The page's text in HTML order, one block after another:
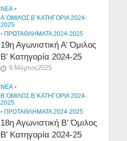
NEA •
Α΄ΟΜΙΛΟΣ Β΄ΚΑΤΗΓΟΡΙΑ 2024-
2025
• ΠΡΩΤΑΘΛΗΜΑΤΑ 2024-2025
19η Αγωνιστική Α’ Όμιλος
Β’ Κατηγορία 2024-25
9 Μάρτιος2025
NEA •
Β΄ΟΜΙΛΟΣ Β΄ΚΑΤΗΓΟΡΙΑ 2024-
2025
• ΠΡΩΤΑΘΛΗΜΑΤΑ 2024-2025
18η Αγωνιστική Β’ Όμιλος
Β’ Κατηγορία 2024-25